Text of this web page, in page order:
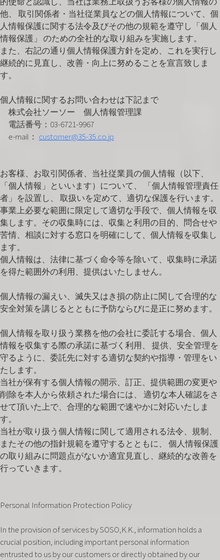
他、 取引関係者・当社従業員などの個人情報について、個
人情報保護に関する法令及びその他の規範を遵守し「個人
情報保護」 のための全社的な取り組みを実施します。
また、右記の通り個人情報保護方針を定め、これを実行し
継続的に見直し、改善・向上に努めることを宣言致しま
す。
個人情報に関するお問い合わせは下記まで
株式会社ソーソー 個人情報管理課
電話番号：03-6721-9967
e-mail： customer@35-35.co.jp
お客様、お取引関係者、当社従業員の個人情報（以下、
「個人情報」といいます）について、 「個人情報管理責任
者」を設置し、 取扱いを定めて、適切な保護を行います。
事業上必要な範囲に限定して適切な手段で、個人情報を収
集します。その収集時には、収集と利用の目的、問合せや
苦情、相談に対する窓口を明確にして、個人情報を収集し
ます。
個人情報は、法律に基づく命令等を除いて、収集時に承諾
を得た範囲外の利用、提供はいたしません。
個人情報の漏えい、滅失又はき損の防止に関して合理的な
安全対策を講じるとともに予防ならびに是正に努めます。
個人情報を取り扱う業務を他の会社に委託する場合、個人
情報を収集する際の承諾に基づく利用、 提供、安全管理を
守るように、委託先に対する適切な契約や指導・管理をい
たします。
当社が保有する個人情報の開示、訂正、提供範囲の変更や
削除を本人から依頼された場合には、 適切な本人確認をさ
せて頂いた上で、合理的な範囲で速やかに対応いたしま
す。
当社が取り扱う個人情報に関して適用される法令、規制、
またその他の指針規範を遵守するとともに、 個人情報保護
の取り組みに問題点がないか適宜見直し、継続的な改善を
行っていきます。
Personal Information Protection Policy
In the provision of services by SOSO,K.K., information holds a
crucial position, including important personal information
entrusted to us by our customers or directly obtained by our